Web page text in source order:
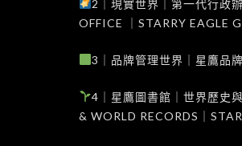
2｜現實世界｜第一代行政
OFFICE ｜STARRY EAGLE
3｜品牌管理世界｜星鷹品
4｜星鷹圖書館｜世界歷史
& WORLD RECORDS｜